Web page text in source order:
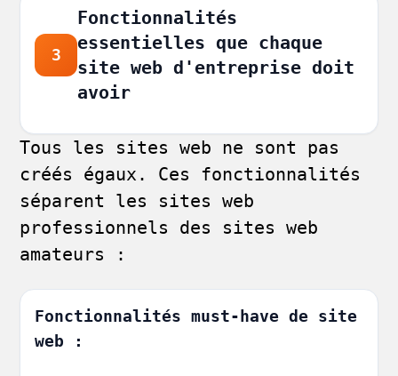
3
Fonctionnalités
essentielles que chaque
site web d'entreprise doit
avoir
Tous les sites web ne sont pas
créés égaux. Ces fonctionnalités
séparent les sites web
professionnels des sites web
amateurs :
Fonctionnalités must-have de site
web :